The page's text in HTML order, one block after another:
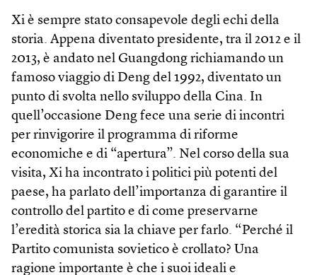
Xi è sempre stato consapevole degli echi della
storia. Appena diventato presidente, tra il 2012 e il
2013, è andato nel Guangdong richiamando un
famoso viaggio di Deng del 1992, diventato un
punto di svolta nello sviluppo della Cina. In
quell’occasione Deng fece una serie di incontri
per rinvigorire il programma di riforme
economiche e di “apertura”. Nel corso della sua
visita, Xi ha incontrato i politici più potenti del
paese, ha parlato dell’importanza di garantire il
controllo del partito e di come preservarne
l’eredità storica sia la chiave per farlo. “Perché il
Partito comunista sovietico è crollato? Una
ragione importante è che i suoi ideali e